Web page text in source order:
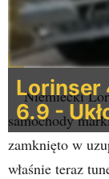
Lorinser
6.9 -
Niemiecki
samochody
zamknięto w
właśnie teraz